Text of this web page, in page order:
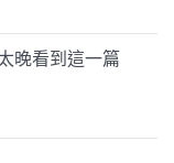
晚看到這一篇